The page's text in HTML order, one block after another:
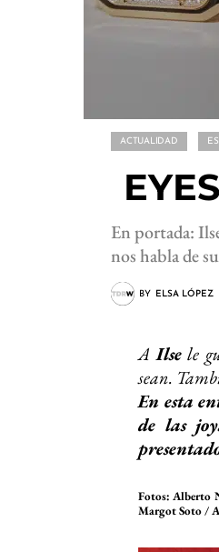
ACTUALIDAD
En portada:
nos habla de
BY ELSA LÓPEZ
A Ilse le
sean.
En esta
de las
Fotos: Alberto
Margot Soto /